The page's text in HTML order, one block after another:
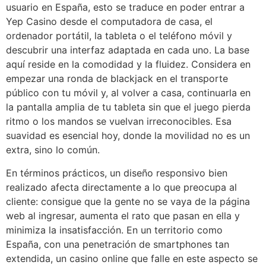
usuario en España, esto se traduce en poder entrar a
Yep Casino desde el computadora de casa, el
ordenador portátil, la tableta o el teléfono móvil y
descubrir una interfaz adaptada en cada uno. La base
aquí reside en la comodidad y la fluidez. Considera en
empezar una ronda de blackjack en el transporte
público con tu móvil y, al volver a casa, continuarla en
la pantalla amplia de tu tableta sin que el juego pierda
ritmo o los mandos se vuelvan irreconocibles. Esa
suavidad es esencial hoy, donde la movilidad no es un
extra, sino lo común.
En términos prácticos, un diseño responsivo bien
realizado afecta directamente a lo que preocupa al
cliente: consigue que la gente no se vaya de la página
web al ingresar, aumenta el rato que pasan en ella y
minimiza la insatisfacción. En un territorio como
España, con una penetración de smartphones tan
extendida, un casino online que falle en este aspecto se